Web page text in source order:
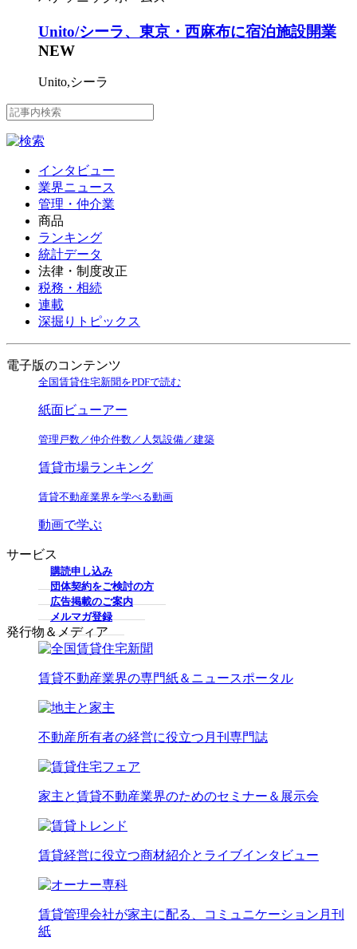
Unito/シーラ、東京・西麻布に宿泊施設開業
NEW
Unito,シーラ
インタビュー
業界ニュース
管理・仲介業
商品
ランキング
統計データ
法律・制度改正
税務・相続
連載
深掘りトピックス
電子版のコンテンツ
全国賃貸住宅新聞をPDFで読む
紙面ビューアー
管理戸数／仲介件数／人気設備／建築
賃貸市場ランキング
賃貸不動産業界を学べる動画
動画で学ぶ
サービス
購読申し込み
団体契約をご検討の方
広告掲載のご案内
メルマガ登録
発行物＆メディア
賃貸不動産業界の専門紙＆ニュースポータル
不動産所有者の経営に役立つ月刊専門誌
家主と賃貸不動産業界のためのセミナー＆展示会
賃貸経営に役立つ商材紹介とライブインタビュー
賃貸管理会社が家主に配る、コミュニケーション月刊
紙